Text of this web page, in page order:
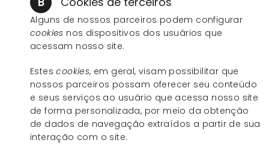
Alguns de nossos parceiros podem configurar
cookies nos dispositivos dos usuários que
acessam nosso site.
Estescookies, em geral, visam possibilitar que
nossos parceiros possam oferecer seu conteúdo
e seus serviços ao usuário que acessa nosso site
de forma personalizada, por meio da obtenção
de dados de navegação extraídos a partir de sua
interação com o site.